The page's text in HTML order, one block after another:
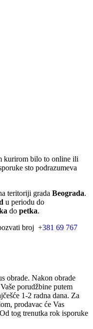
kurirom bilo to online ili
sto podrazumeva
teritoriji grada Beograda.
u periodu do
do petka.
broj +381 69 767
obrade. Nakon obrade
porudžbine putem
1-2 radna dana. Za
prodavac će Vas
tog trenutka rok isporuke